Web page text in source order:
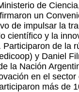
de
un
de impulsar la
científico y la
de la
y Daniel
la Nación
en el
más de